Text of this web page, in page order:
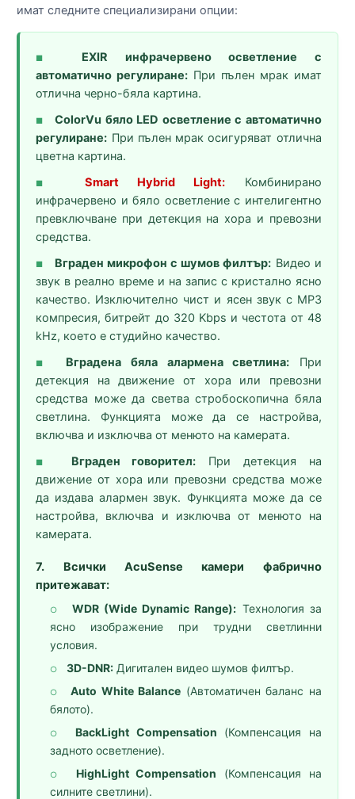
имат следните специализирани опции:
■
EXIR инфрачервено осветление с
автоматично регулиране: При пълен мрак имат
отлична черно-бяла картина.
■
ColorVu бяло LED осветление с автоматично
регулиране: При пълен мрак осигуряват отлична
цветна картина.
■ Smart Hybrid Light: Комбинирано
инфрачервено и бяло осветление с интелигентно
превключване при детекция на хора и превозни
средства.
■ Вграден микрофон с шумов филтър: Видео и
звук в реално време и на запис с кристално ясно
качество. Изключително чист и ясен звук с MP3
компресия, битрейт до 320 Kbps и честота от 48
kHz, което е студийно качество.
■ Вградена бяла алармена светлина: При
детекция на движение от хора или превозни
средства може да светва стробоскопична бяла
светлина. Функцията може да се настройва,
включва и изключва от менюто на камерата.
■ Вграден говорител: При детекция на
движение от хора или превозни средства може
да издава алармен звук. Функцията може да се
настройва, включва и изключва от менюто на
камерата.
7. Всички AcuSense камери фабрично
притежават:
○ WDR (Wide Dynamic Range): Технология за
ясно изображение при трудни светлинни
условия.
○ 3D-DNR: Дигитален видео шумов филтър.
○ Auto White Balance (Автоматичен баланс на
бялото).
○ BackLight Compensation (Компенсация на
задното осветление).
○ HighLight Compensation (Компенсация на
силните светлини).